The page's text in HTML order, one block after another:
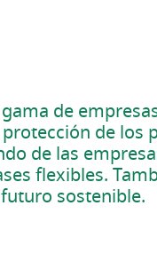
de
de los
de las
flexibles.
sostenible.